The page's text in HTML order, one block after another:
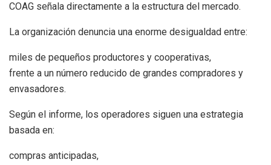
COAG señala directamente a la estructura del mercado.
La organización denuncia una enorme desigualdad entre:
miles de pequeños productores y cooperativas,
frente a un número reducido de grandes compradores y
envasadores.
Según el informe, los operadores siguen una estrategia
basada en:
compras anticipadas,